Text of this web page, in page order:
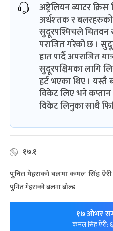
अष्ट्रेलियन ब्याटर
अर्धशतक र बलरहरुको
सुदूरपश्मिचले चितवन
पराजित गरेको छ ।
हात पार्दै अपराजित
सुदूरपश्चिमका लागि
हर्ट भएका थिए । यस्तै
विकेट लिए भने कप्तान
विकेट लिनुका साथै
१७.१
पुनित मेहराको बलमा कमल सिंह
पुनित मेहराको बलमा बोल्ड
१७ ओभर
कमल सिंह ऐरी: ६